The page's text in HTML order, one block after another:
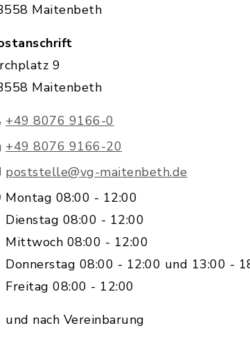
Maitenbeth
9
Maitenbeth
+49 8076 9166-0
+49 8076 9166-20
poststelle@vg-maitenbeth.de
Montag 08:00 - 12:00
Dienstag 08:00 - 12:00
Mittwoch 08:00 - 12:00
Donnerstag 08:00 - 12:00 und 13:00 -
Freitag 08:00 - 12:00
und nach Vereinbarung